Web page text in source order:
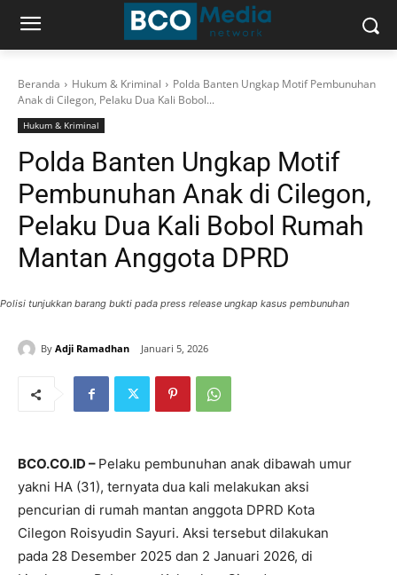
Beranda Hukum & Kriminal
Polda Banten Ungkap Motif Pembunuhan
Anak di Cilegon, Pelaku Dua Kali Bobol...
Hukum & Kriminal
Polda Banten Ungkap Motif
Pembunuhan Anak di Cilegon,
Pelaku Dua Kali Bobol Rumah
Mantan Anggota DPRD
Polisi tunjukkan barang bukti pada press release ungkap kasus pembunuhan
By Adji Ramadhan Januari 5, 2026
BCO.CO.ID – Pelaku pembunuhan anak dibawah umur
yakni HA (31), ternyata dua kali melakukan aksi
pencurian di rumah mantan anggota DPRD Kota
Cilegon Roisyudin Sayuri. Aksi tersebut dilakukan
pada 28 Desember 2025 dan 2 Januari 2026, di